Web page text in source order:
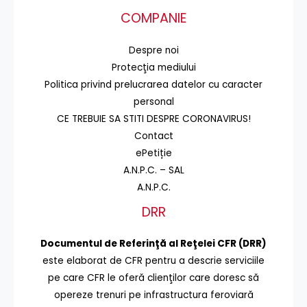
COMPANIE
Despre noi
Protecţia mediului
Politica privind prelucrarea datelor cu caracter
personal
CE TREBUIE SA STITI DESPRE CORONAVIRUS!
Contact
ePetiție
A.N.P.C. – SAL
A.N.P.C.
DRR
Documentul de Referinţă al Reţelei CFR (DRR)
este elaborat de CFR pentru a descrie serviciile
pe care CFR le oferă clienţilor care doresc să
opereze trenuri pe infrastructura feroviară